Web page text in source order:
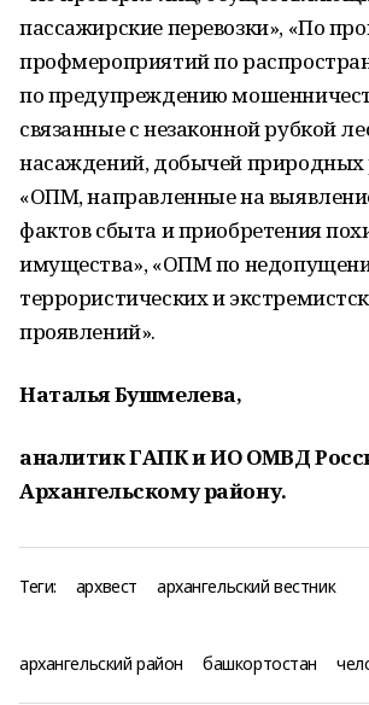
пассажирские перевозки», «По
профмероприятий по
по предупреждению
связанные с незаконной рубкой
насаждений, добычей природных
«ОПМ, направленные на
фактов сбыта и приобретения
имущества», «ОПМ по
террористических и
проявлений».
Наталья Бушмелева,
аналитик ГАПК и ИО ОМВД
Архангельскому району.
Теги: архвест архангельский вестник
архангельский район башкортостан